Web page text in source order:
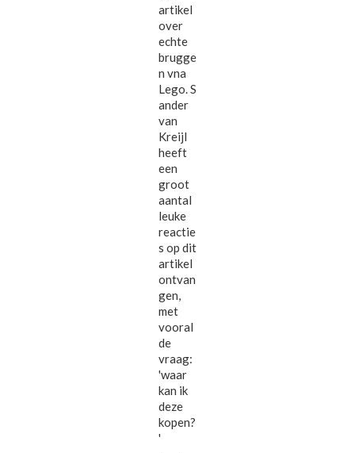
artikel
over
echte
brugge
n vna
Lego. S
ander
van
Kreijl
heeft
een
groot
aantal
leuke
reactie
s op dit
artikel
ontvan
gen,
met
vooral
de
vraag:
'waar
kan ik
deze
kopen?
'